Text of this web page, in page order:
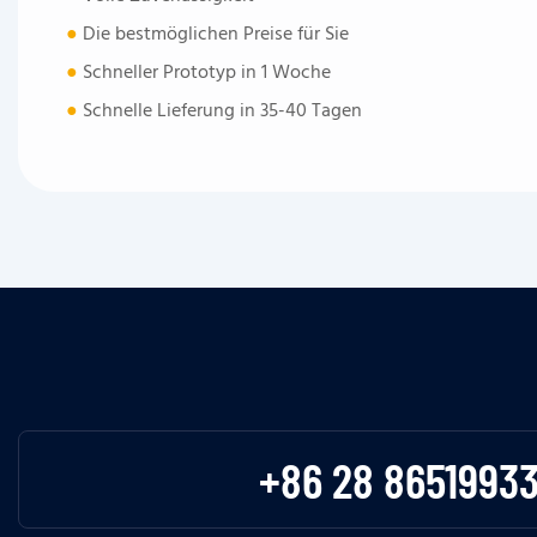
● Die bestmöglichen Preise für Sie
● Schneller Prototyp in 1 Woche
● Schnelle Lieferung in 35-40 Tagen
+86 28